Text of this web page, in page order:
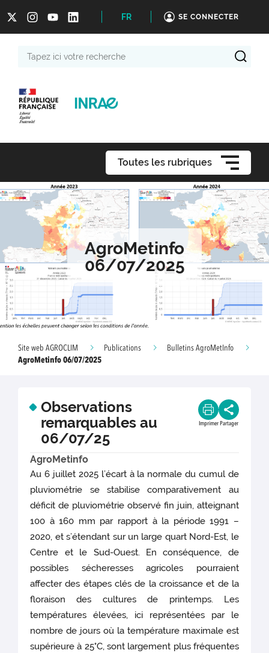
FR SE CONNECTER
Toutes les rubriques
AgroMetinfo
06/07/2025
Site web AGROCLIM Publications
Bulletins AgroMetInfo
AgroMetinfo 06/07/2025
Observations
remarquables au
06/07/25
Imprimer Partager
AgroMetinfo
Au 6 juillet 2025 l’écart à la normale du cumul de
pluviométrie se stabilise comparativement au
déficit de pluviométrie observé fin juin, atteignant
100 à 160 mm par rapport à la période 1991 –
2020, et s’étendant sur un large quart Nord-Est, le
Centre et le Sud-Ouest. En conséquence, de
possibles sécheresses agricoles pourraient
affecter des étapes clés de la croissance et de la
floraison des cultures de printemps. Les
températures élevées, ici représentées par le
nombre de jours où la température maximale est
supérieure à 25°C, sont largement plus fréquentes